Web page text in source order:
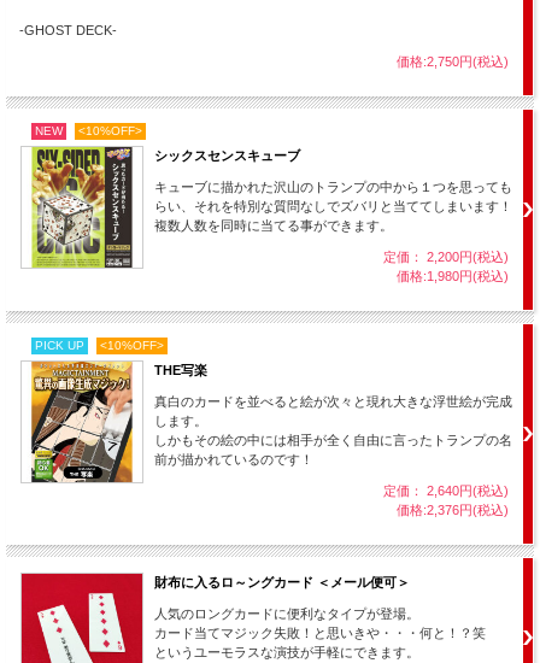
-GHOST DECK-
価格:2,750円(税込)
NEW <10%OFF>
シックスセンスキューブ
キューブに描かれた沢山のトランプの中から１つを思っても
らい、それを特別な質問なしでズバリと当ててしまいます！
複数人数を同時に当てる事ができます。
定価： 2,200円(税込)
価格:1,980円(税込)
PICK UP <10%OFF>
THE写楽
真白のカードを並べると絵が次々と現れ大きな浮世絵が完成
します。
しかもその絵の中には相手が全く自由に言ったトランプの名
前が描かれているのです！
定価： 2,640円(税込)
価格:2,376円(税込)
財布に入るロ～ングカード ＜メール便可＞
人気のロングカードに便利なタイプが登場。
カード当てマジック失敗！と思いきや・・・何と！？笑
というユーモラスな演技が手軽にできます。